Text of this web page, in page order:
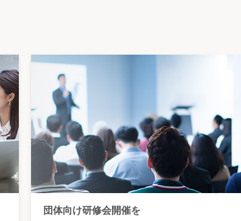
団体向け研修会開催を